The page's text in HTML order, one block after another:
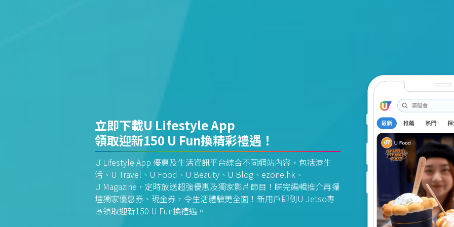
立即下載U Lifestyle App
領取迎新150 U Fun換精彩禮遇！
U Lifestyle App 優惠及生活資訊平台綜合不同網站內容，包括港生
活、U Travel、U Food、U Beauty、U Blog、ezone.hk、
U Magazine，定時放送超強優惠及獨家影片節目！睇完編輯推介再攞
埋獨家優惠券、現金券，令生活體驗更全面！新用戶即到U Jetso專
區領取迎新150 U Fun換禮遇。